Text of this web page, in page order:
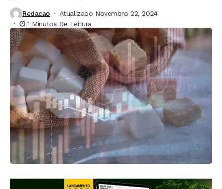
Redacao
Atualizado Novembro 22, 2024
1 Minutos De Leitura